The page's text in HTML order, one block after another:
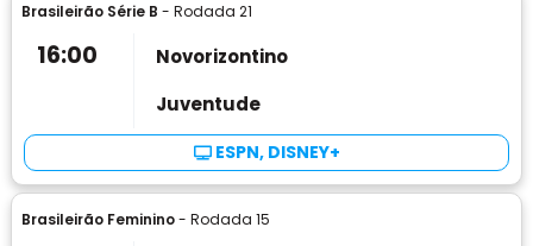
Brasileirão Série B - Rodada 21
16:00
Novorizontino
Juventude
ESPN, DISNEY+
Brasileirão Feminino- Rodada 15